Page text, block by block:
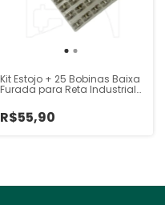
Kit Estojo + 25 Bobinas Baixa
Furada para Reta Industrial
R$55,90